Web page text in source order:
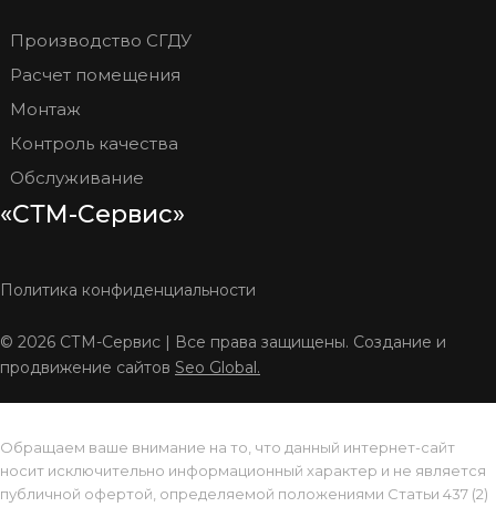
Производство СГДУ
Расчет помещения
Монтаж
Контроль качества
Обслуживание
«СТМ-Сервис»
Политика конфиденциальности
© 2026 СТМ-Сервис | Все права защищены. Создание и
продвижение сайтов Seo Global.
Обращаем ваше внимание на то, что данный интернет-сайт
носит исключительно информационный характер и не является
публичной офертой, определяемой положениями Статьи 437 (2)